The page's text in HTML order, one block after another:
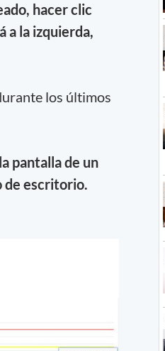
hacer clic
a la izquierda,
los últimos
pantalla de un
de escritorio.